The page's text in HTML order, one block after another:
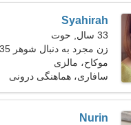
Syahirah
33 سال, حوت
44
موکاح، مالزی
سافاری، هماهنگی درونی
Nurin